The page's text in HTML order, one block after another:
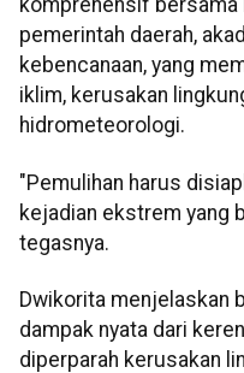
komprehensif bersama
pemerintah daerah,
kebencanaan, yang
iklim, kerusakan
hidrometeorologi.
"Pemulihan harus
kejadian ekstrem yang
tegasnya.
Dwikorita menjelaskan
dampak nyata dari
diperparah kerusakan